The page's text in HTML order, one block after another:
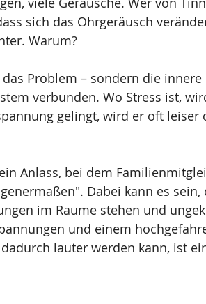
sich das Ohrgeräusch
Warum?
Problem – sondern die
verbunden. Wo Stress ist,
gelingt, wird er oft leiser
Anlass, bei dem
Dabei kann es
im Raume stehen und
und einem
lauter werden kann, ist